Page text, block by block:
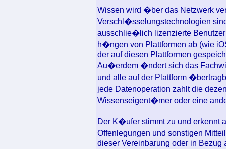
Wissen wird �ber das Netzwerk
Verschl�sselungstechnologien
ausschlie�lich lizenzierte
h�ngen von Plattformen ab (wie
der auf diesen Plattformen
Au�erdem �ndert sich das
und alle auf der Plattform
jede Datenoperation zahlt die
Wissenseigent�mer oder eine
Der K�ufer stimmt zu und erkennt
Offenlegungen und sonstigen
dieser Vereinbarung oder in Bezug